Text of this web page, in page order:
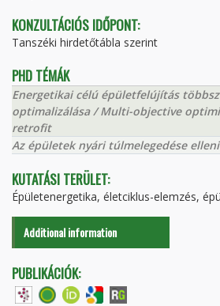
KONZULTÁCIÓS IDŐPONT:
Tanszéki hirdetőtábla szerint
PHD TÉMÁK
Energetikai célú épületfelújítás
optimalizálása / Multi-objective
retrofit
Az épületek nyári túlmelegedése
KUTATÁSI TERÜLET:
Épületenergetika, életciklus-elemzés,
Additional information
PUBLIKÁCIÓK: